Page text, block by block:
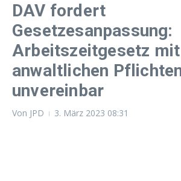
DAV fordert
Gesetzesanpassung:
Arbeitszeitgesetz mit
anwaltlichen
unvereinbar
Von JPD 3. März 2023 08:31